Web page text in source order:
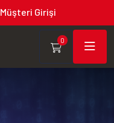
Müşteri Girişi
0